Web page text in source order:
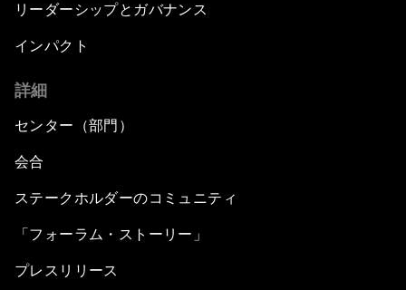
リーダーシップとガバナンス
インパクト
詳細
センター（部門）
会合
ステークホルダーのコミュニティ
「フォーラム・ストーリー」
プレスリリース